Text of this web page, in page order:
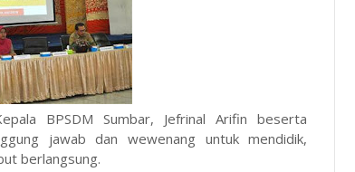
BPSDM Sumbar, Jefrinal Arifin beserta
jawab dan wewenang untuk mendidik,
berlangsung.